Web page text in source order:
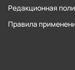
Редакционная
Правила